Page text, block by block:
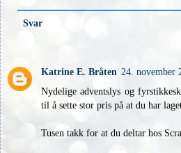
Svar
Katrine E. Bråten 24. november
Nydelige adventslys og
til å sette stor pris på at du har
Tusen takk for at du deltar hos